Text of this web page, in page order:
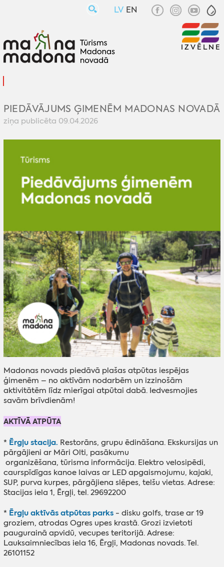
LV EN
IZVĒLNE
PIEDĀVĀJUMS ĢIMENĒM MADONAS NOVADĀ
ziņa publicēta 09.04.2026
Madonas novads piedāvā plašas atpūtas iespējas
ģimenēm – no aktīvām nodarbēm un izzinošām
aktivitātēm līdz mierīgai atpūtai dabā. Iedvesmojies
savām brīvdienām!
AKTĪVĀ ATPŪTA
* Ērgļu stacija. Restorāns, grupu ēdināšana. Ekskursijas un
pārgājieni ar Māri Olti, pasākumu
organizēšana, tūrisma informācija. Elektro velosipēdi,
caurspīdīgas kanoe laivas ar LED apgaismojumu, kajaki,
SUP, purva kurpes, pārgājiena slēpes, telšu vietas. Adrese:
Stacijas iela 1, Ērgļi, tel. 29692200
* Ērgļu aktīvās atpūtas parks- disku golfs, trase ar 19
groziem, atrodas Ogres upes krastā. Grozi izvietoti
paugurainā apvidū, vecupes teritorijā. Adrese:
Lauksaimniecības iela 16, Ērgļi, Madonas novads. Tel.
26101152